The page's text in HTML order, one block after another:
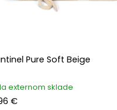
Pure Soft Beige
externom sklade
€